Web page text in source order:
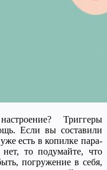
Триггеры
Если вы составили
есть в копилке пара-
то подумайте, что
погружение в себя,